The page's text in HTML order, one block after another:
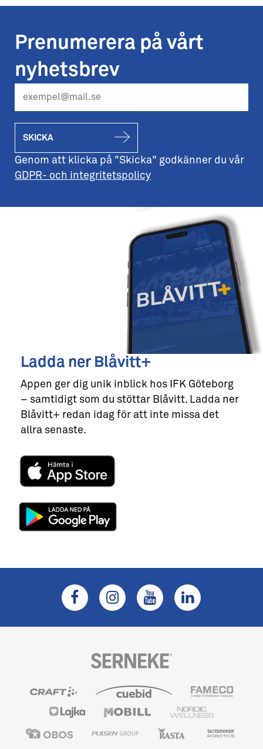
Prenumerera på vårt
nyhetsbrev
SKICKA
Genom att klicka på "Skicka" godkänner du vår
GDPR- och integritetspolicy
Ladda ner Blåvitt+
Appen ger dig unik inblick hos IFK Göteborg
– samtidigt som du stöttar Blåvitt. Ladda ner
Blåvitt+ redan idag för att inte missa det
allra senaste.